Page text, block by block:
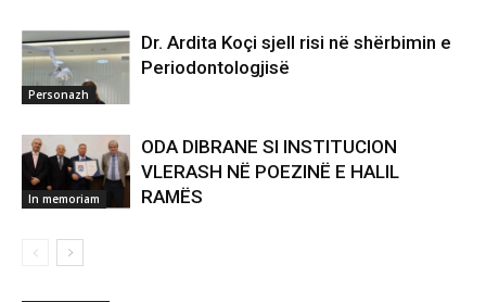
Personazh
Dr. Ardita Koçi sjell risi në shërbimin e
Periodontologjisë
In memoriam
ODA DIBRANE SI INSTITUCION
VLERASH NË POEZINË E HALIL
RAMËS